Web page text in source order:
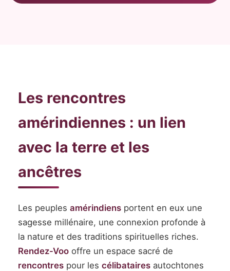
Les rencontres
amérindiennes : un lien
avec la terre et les
ancêtres
Les peuples amérindiens portent en eux une
sagesse millénaire, une connexion profonde à
la nature et des traditions spirituelles riches.
Rendez-Voo offre un espace sacré de
rencontres pour les célibataires autochtones